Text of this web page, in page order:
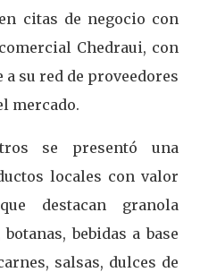
citas de negocio con
Chedraui, con
su red de proveedores
mercado.
se presentó una
locales con valor
destacan granola
bebidas a base
salsas, dulces de